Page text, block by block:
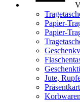
Papier-
Papier-
Jute,